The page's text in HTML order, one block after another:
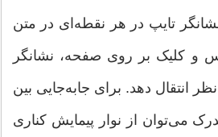
تایپ در هر نقطه‌ای در متن
و کلیک بر روی صفحه، نشانگر
انتقال دهد. برای جابه‌جایی بین
می‌توان از نوار پیمایش کناری